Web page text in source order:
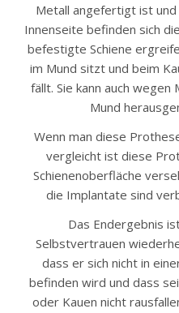
Metall angefertigt ist
Innenseite befinden sich
befestigte Schiene
im Mund sitzt und beim
fällt. Sie kann auch wegen
Mund
Wenn man diese
vergleicht ist diese
Schienenoberfläche
die Implantate sind
Das Endergebnis
Selbstvertrauen
dass er sich nicht in
befinden wird und dass
oder Kauen nicht